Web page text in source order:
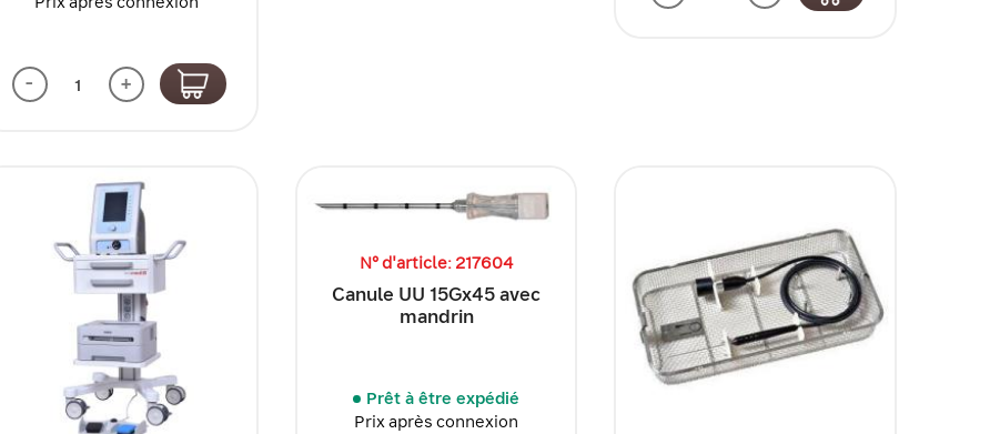
- +
N° d'article: 217604
Canule UU 15Gx45 avec
mandrin
Prêt à être expédié
Prix après connexion